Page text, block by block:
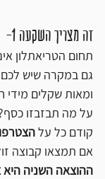
זה מצריך השקעה 1-  כסף
תחום הטריאתלון
גם במקרה שיש לכם
ומאות שקלים מידי
על מה תבזבזו
קודם כל על
אם תמצאו קבוצה
ההוצאה השניה היא